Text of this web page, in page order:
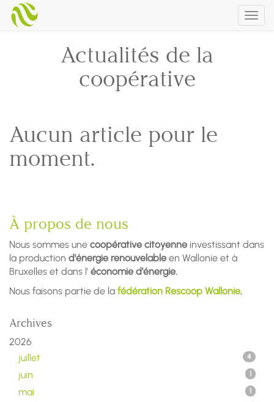
Actualités de la
coopérative
Aucun article pour le
moment.
À propos de nous
Nous sommes une coopérative citoyenne investissant dans
la production d'énergie renouvelable en Wallonie et à
Bruxelles et dans l' économie d'énergie.
Nous faisons partie de la fédération Rescoop Wallonie.
Archives
2026
juillet
4
juin 1
mai 1